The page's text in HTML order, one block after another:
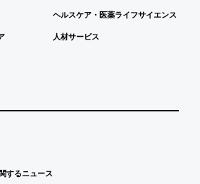
ヘルスケア・医薬ライフサイエンス
人材サービス
するニュース